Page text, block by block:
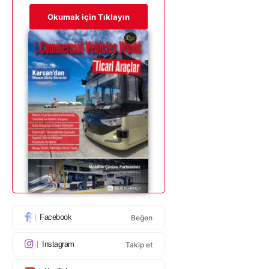
Okumak için Tıklayın
Facebook Beğen
Instagram Takip et